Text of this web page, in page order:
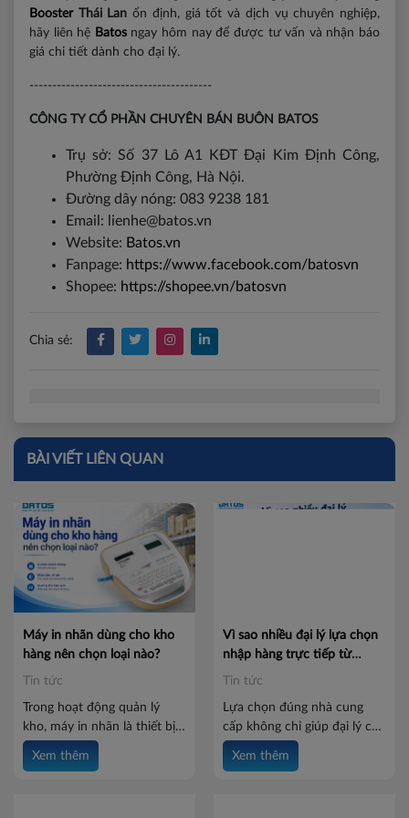
BoosterThái Lan ổn định, giá tốt và dịch vụ chuyên nghiệp,
hãy liên hệ Batosngay hôm nay để được tư vấn và nhận báo
giá chi tiết dành cho đại lý.
----------------------------------------
CÔNG TY CỔ PHẦN CHUYÊN BÁN BUÔN BATOS
Trụ sở: Số 37 Lô A1 KĐT Đại Kim Định Công,
Phường Định Công, Hà Nội.
Đường dây nóng: 083 9238 181
Email: lienhe@batos.vn
Website: Batos.vn
Fanpage: https://www.facebook.com/batosvn
Shopee: https://shopee.vn/batosvn
Chia sẻ:
BÀI VIẾT LIÊN QUAN
Máy in nhãn dùng cho kho
hàng nên chọn loại nào?
Tin tức
Trong hoạt động quản lý
kho, máy in nhãn là thiết bị
hỗ trợ quan trọng giúp
Xem thêm
Vì sao nhiều đại lý lựa chọn
nhập hàng trực tiếp từ
Batos?
Tin tức
Lựa chọn đúng nhà cung
cấp không chỉ giúp đại lý có
nguồn hàng ổn định mà còn
Xem thêm